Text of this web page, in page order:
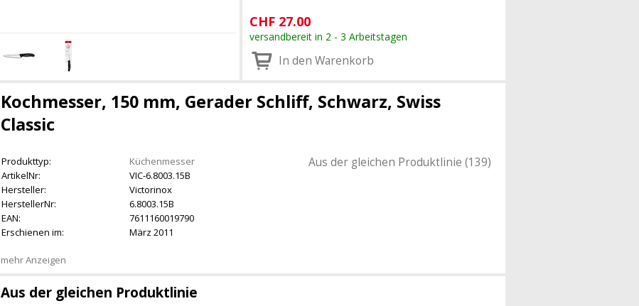
CHF 27.00
versandbereit in 2 - 3 Arbeitstagen
In den Warenkorb
Kochmesser, 150 mm, Gerader Schliff, Schwarz, Swiss
Classic
Produkttyp:
Küchenmesser
ArtikelNr:
VIC-6.8003.15B
Hersteller:
Victorinox
HerstellerNr:
6.8003.15B
EAN:
7611160019790
Erschienen im:
März 2011
Aus der gleichen Produktlinie (139)
mehr Anzeigen
Aus der gleichen Produktlinie